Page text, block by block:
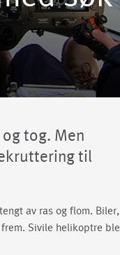
tog. Men
til
av ras og flom. Biler,
Sivile helikoptre ble